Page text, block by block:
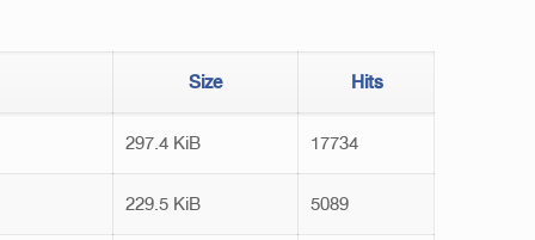
Size Hits
297.4 KiB
17734
229.5 KiB
5089